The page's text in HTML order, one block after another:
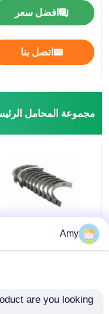
افضل سعر
اتصل بنا
مجموعة المحامل
لمحرك هيلمان مجموعة
Amy
are you looking